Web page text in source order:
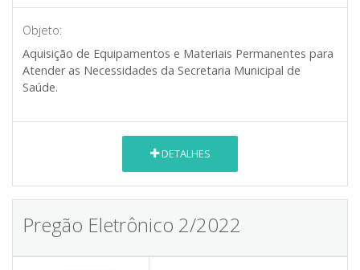
Objeto:
Aquisição de Equipamentos e Materiais Permanentes para
Atender as Necessidades da Secretaria Municipal de
Saúde.
DETALHES
Pregão Eletrônico 2/2022